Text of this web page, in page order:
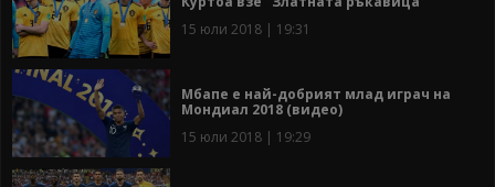
15 юли 2018 | 19:31
Мбапе е най-добрият млад играч на
Мондиал 2018 (видео)
15 юли 2018 | 19:29